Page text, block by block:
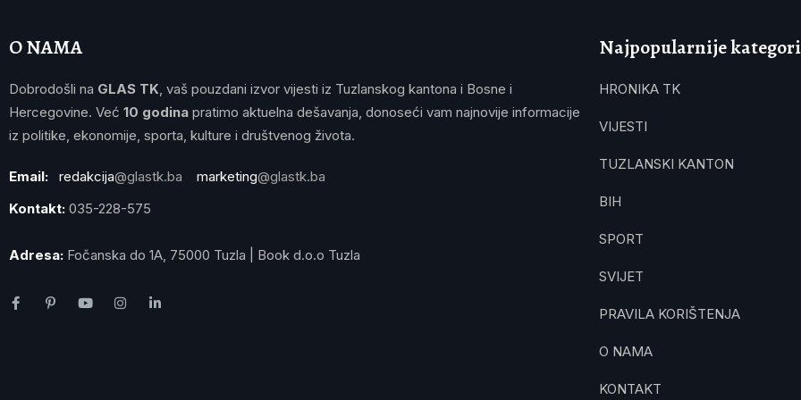
O NAMA
Dobrodošli na GLAS TK, vaš pouzdani izvor vijesti iz Tuzlanskog kantona i Bosne i
Hercegovine. Već 10 godina pratimo aktuelna dešavanja, donoseći vam najnovije informacije
iz politike, ekonomije, sporta, kulture i društvenog života.
Email: redakcija@glastk.ba marketing@glastk.ba
Kontakt: 035-228-575
Adresa: Fočanska do 1A, 75000 Tuzla | Book d.o.o Tuzla
Najpopularnije
HRONIKA TK
VIJESTI
TUZLANSKI KANTON
BIH
SPORT
SVIJET
PRAVILA KORIŠTENJA
O NAMA
KONTAKT